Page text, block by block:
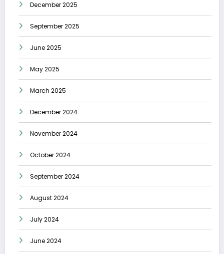
December 2025
September 2025
June 2025
May 2025
March 2025
December 2024
November 2024
October 2024
September 2024
August 2024
July 2024
June 2024